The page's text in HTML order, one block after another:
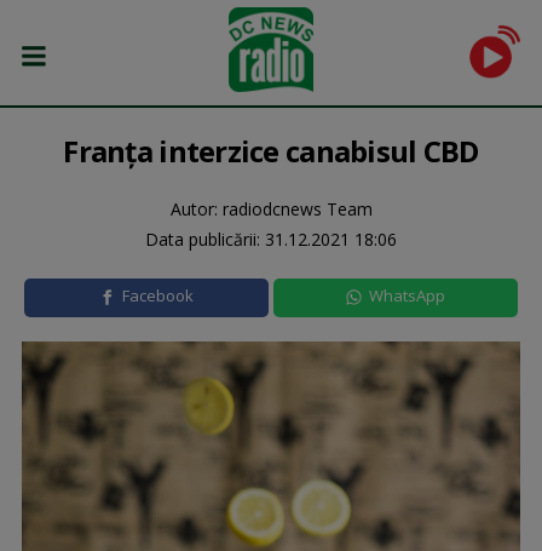
Franţa interzice canabisul CBD
Autor: radiodcnews Team
Data publicării: 31.12.2021 18:06
Facebook WhatsApp